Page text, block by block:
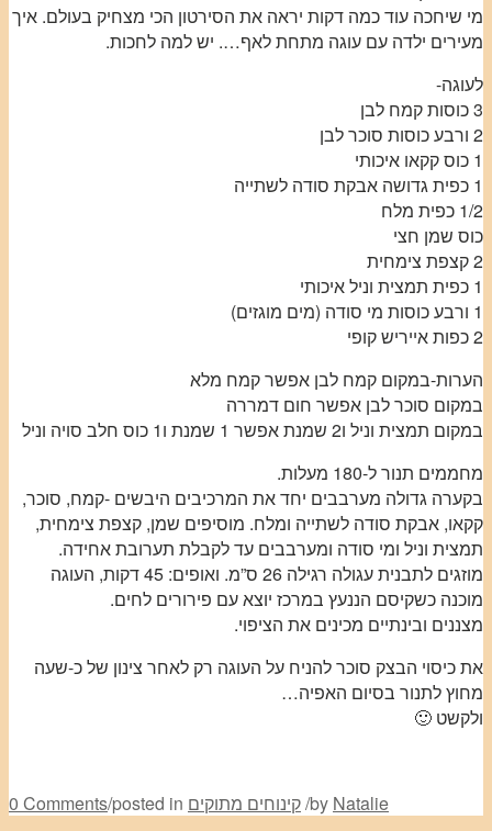
מי שיחכה עוד כמה דקות יראה את הסירטון הכי מצחיק בעולם. איך
מעירים ילדה עם עוגה מתחת לאף…. יש למה לחכות.
לעוגה-
3 כוסות קמח לבן
2 ורבע כוסות סוכר לבן
1 כוס קקאו איכותי
1 כפית גדושה אבקת סודה לשתייה
1/2 כפית מלח
כוס שמן חצי
2 קצפת צימחית
1 כפית תמצית וניל איכותי
1 ורבע כוסות מי סודה (מים מוגזים)
2 כפות אייריש קופי
הערות-במקום קמח לבן אפשר קמח מלא
במקום סוכר לבן אפשר חום דמררה
במקום תמצית וניל ו2 שמנת אפשר 1 שמנת ו1 כוס חלב סויה וניל
מחממים תנור ל-180 מעלות.
בקערה גדולה מערבבים יחד את המרכיבים היבשים -קמח, סוכר,
קקאו, אבקת סודה לשתייה ומלח. מוסיפים שמן, קצפת צימחית,
תמצית וניל ומי סודה ומערבבים עד לקבלת תערובת אחידה.
מוזגים לתבנית עגולה רגילה 26 ס”מ. ואופים: 45 דקות, העוגה
מוכנה כשקיסם הננעץ במרכז יוצא עם פירורים לחים.
מצננים ובינתיים מכינים את הציפוי.
את כיסוי הבצק סוכר להניח על העוגה רק לאחר צינון של כ-שעה
מחוץ לתנור בסיום האפיה…
ולקשט 🙂
0 Comments/posted in קינוחים מתוקים/by Natalie